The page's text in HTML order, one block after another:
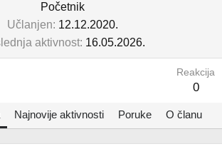
Početnik
Učlanjen 12.12.2020.
aktivnost 16.05.2026.
Reakcija
0
Najnovije aktivnosti Poruke O članu